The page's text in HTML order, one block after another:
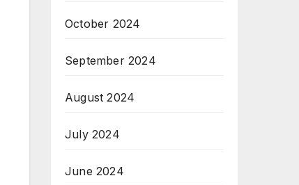
October 2024
September 2024
August 2024
July 2024
June 2024